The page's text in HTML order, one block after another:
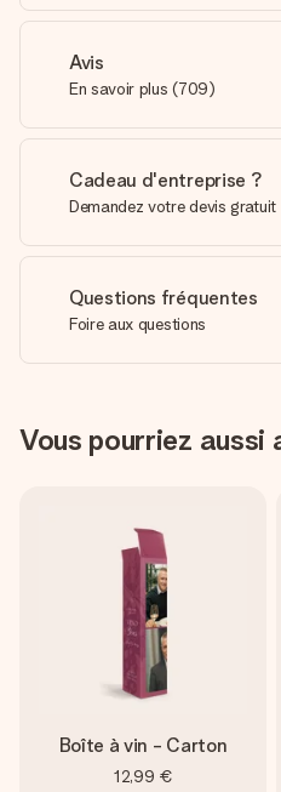
Avis
En savoir plus (709)
Cadeau d'entreprise ?
Demandez votre devis gratuit
Questions fréquentes
Foire aux questions
Vous pourriez aussi
Boîte à vin - Carton
12,99 €